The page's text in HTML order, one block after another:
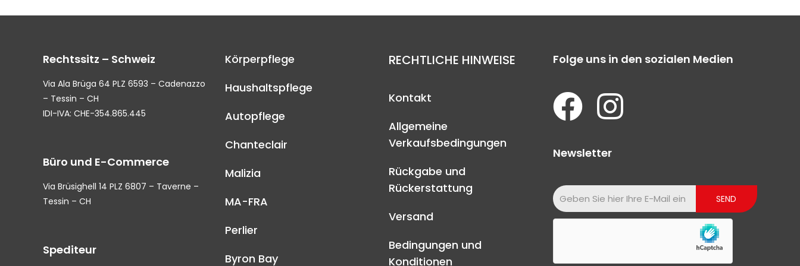
Rechtssitz – Schweiz
Via Ala Brüga 64 PLZ 6593 – Cadenazzo
– Tessin – CH
IDI-IVA: CHE-354.865.445
Büro und E-Commerce
Via Brüsighell 14 PLZ 6807 – Taverne –
Tessin – CH
Spediteur
Körperpflege
Haushaltspflege
Autopflege
Chanteclair
Malizia
MA-FRA
Perlier
Byron Bay
RECHTLICHE HINWEISE
Kontakt
Allgemeine
Verkaufsbedingungen
Rückgabe und
Rückerstattung
Versand
Bedingungen und
Konditionen
Folge uns in den sozialen Medien
Newsletter